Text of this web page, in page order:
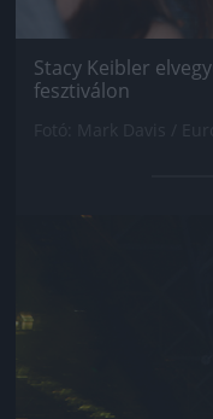
Stacy Keibler
fesztiválon